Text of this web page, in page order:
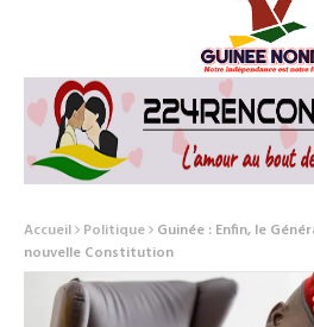
Accueil Politique Guinée : Enfin, le
nouvelle Constitution